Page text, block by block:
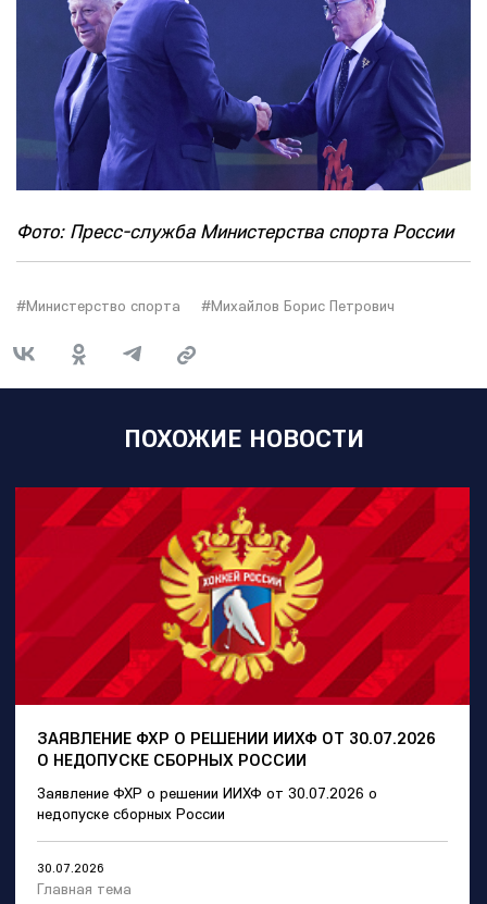
Фото: Пресс-служба Министерства спорта России
#Министерство спорта #Михайлов Борис Петрович
ПОХОЖИЕ НОВОСТИ
ЗАЯВЛЕНИЕ ФХР О РЕШЕНИИ ИИХФ ОТ 30.07.2026
О НЕДОПУСКЕ СБОРНЫХ РОССИИ
Заявление ФХР о решении ИИХФ от 30.07.2026 о
недопуске сборных России
30.07.2026
Главная тема